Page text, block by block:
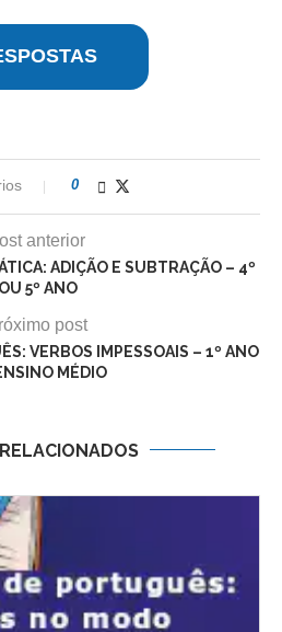
0
anterior
ADIÇÃO E SUBTRAÇÃO – 4º
OU 5º ANO
post
VERBOS IMPESSOAIS – 1º ANO
MÉDIO